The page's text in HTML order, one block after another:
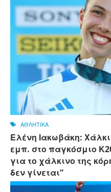
ΑΘΛΗΤΙΚΑ
Ελένη Ιακωβάκη:
εμπ. στο παγκόσμιο
για το χάλκινο της
δεν γίνεται”